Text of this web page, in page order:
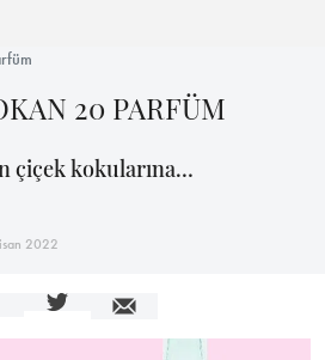
20 PARFÜM
çiçek kokularına…
2022